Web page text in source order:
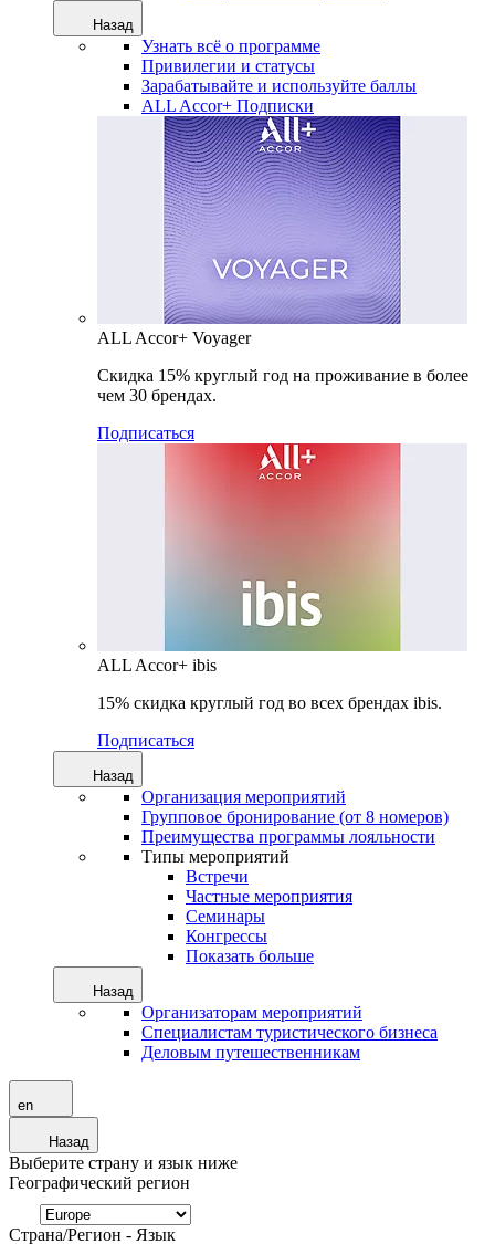
Назад
Узнать всё о программе
Привилегии и статусы
Зарабатывайте и используйте баллы
ALL Accor+ Подписки
ALL Accor+ Voyager
Скидка 15% круглый год на проживание в более
чем 30 брендах.
Подписаться
ALL Accor+ ibis
15% скидка круглый год во всех брендах ibis.
Подписаться
Назад
Организация мероприятий
Групповое бронирование (от 8 номеров)
Преимущества программы лояльности
Типы мероприятий
Встречи
Частные мероприятия
Семинары
Конгрессы
Показать больше
Назад
Организаторам мероприятий
Специалистам туристического бизнеса
Деловым путешественникам
en
Назад
Выберите страну и язык ниже
Географический регион
Страна/Регион - Язык